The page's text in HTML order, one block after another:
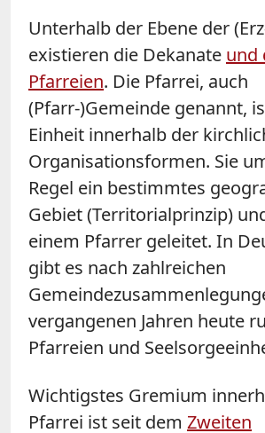
Unterhalb der Ebene der
existieren die Dekanate und
Pfarreien. Die Pfarrei, auch
(Pfarr-)Gemeinde genannt,
Einheit innerhalb der
Organisationsformen. Sie
Regel ein bestimmtes
Gebiet (Territorialprinzip)
einem Pfarrer geleitet. In
gibt es nach zahlreichen
vergangenen Jahren heute
Pfarreien und
Wichtigstes Gremium
Pfarrei ist seit dem Zweiten